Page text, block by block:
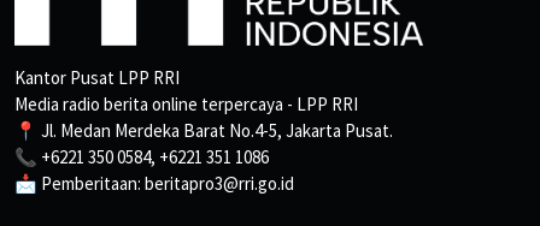
Kantor Pusat LPP RRI
Media radio berita online terpercaya - LPP RRI
📍 Jl. Medan Merdeka Barat No.4-5, Jakarta Pusat.
📞 +6221 350 0584, +6221 351 1086
📩 Pemberitaan: beritapro3@rri.go.id